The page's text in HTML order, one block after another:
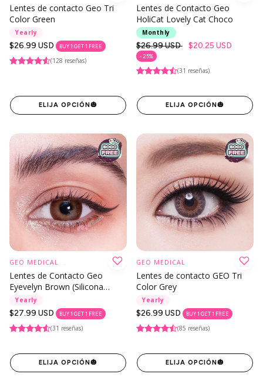
Lentes de contacto Geo Tri
Color Green
Yearly
Precio
regular
$26.99 USD BUY 1 GET 1 FREE
(128 reseñas)
ELIJA OPCIÓN🎃
Lentes de Contacto Geo
HoliCat Lovely Cat Choco
Monthly
Precio
regular
$26.99 USD $20.25 USD
- 25%
(31 reseñas)
ELIJA OPCIÓN🎃
GEO MEDICAL
Lentes de Contacto Geo
Eyevelyn Brown (Silicona
Hidrogel)
Yearly
Precio
regular
$27.99 USD BUY 1 GET 1 FREE
(31 reseñas)
ELIJA OPCIÓN 🎃
GEO MEDICAL
Lentes de contacto GEO Tri
Color Grey
Yearly
Precio
regular
$26.99 USD BUY 1 GET 1 FREE
(85 reseñas)
ELIJA OPCIÓN 🎃